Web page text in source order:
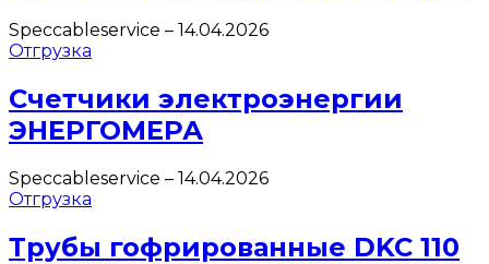
Speccableservice – 14.04.2026
Отгрузка
Счетчики электроэнергии
ЭНЕРГОМЕРА
Speccableservice – 14.04.2026
Отгрузка
Трубы гофрированные DKC 110